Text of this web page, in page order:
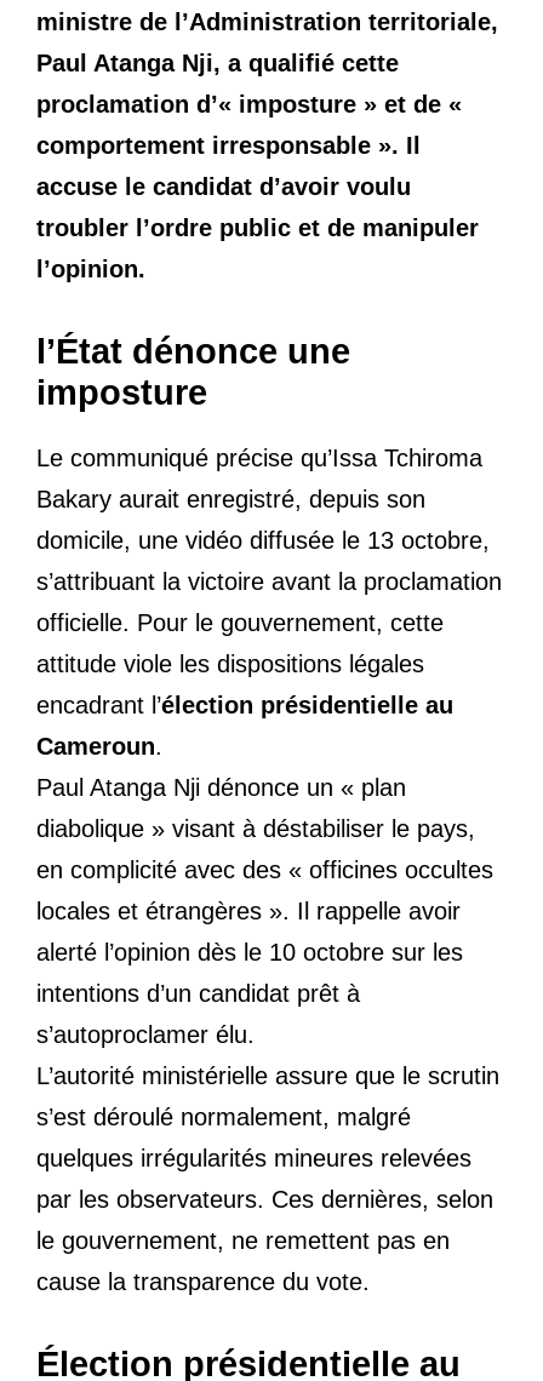
ministre de l’Administration territoriale,
Paul Atanga Nji, a qualifié cette
proclamation d’« imposture » et de «
comportement irresponsable ». Il
accuse le candidat d’avoir voulu
troubler l’ordre public et de manipuler
l’opinion.
l’État dénonce une
imposture
Le communiqué précise qu’Issa Tchiroma
Bakary aurait enregistré, depuis son
domicile, une vidéo diffusée le 13 octobre,
s’attribuant la victoire avant la proclamation
officielle. Pour le gouvernement, cette
attitude viole les dispositions légales
encadrant l’élection présidentielle au
Cameroun.
Paul Atanga Nji dénonce un « plan
diabolique » visant à déstabiliser le pays,
en complicité avec des « officines occultes
locales et étrangères ». Il rappelle avoir
alerté l’opinion dès le 10 octobre sur les
intentions d’un candidat prêt à
s’autoproclamer élu.
L’autorité ministérielle assure que le scrutin
s’est déroulé normalement, malgré
quelques irrégularités mineures relevées
par les observateurs. Ces dernières, selon
le gouvernement, ne remettent pas en
cause la transparence du vote.
Élection présidentielle au